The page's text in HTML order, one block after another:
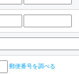
郵便番号を調べる